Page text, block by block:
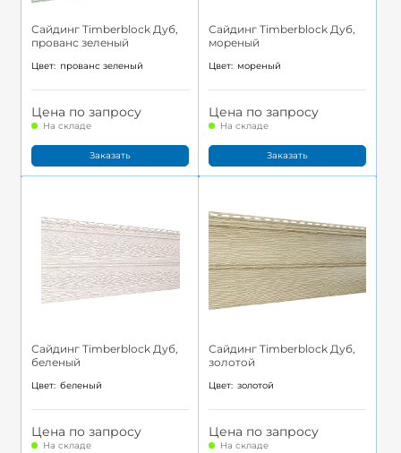
Сайдинг Timberblock Дуб,
прованс зеленый
Цвет: прованс зеленый
Цена по запросу
На складе
Заказать
Сайдинг Timberblock Дуб,
мореный
Цвет: мореный
Цена по запросу
На складе
Заказать
Сайдинг Timberblock Дуб,
беленый
Цвет: беленый
Цена по запросу
На складе
Сайдинг Timberblock Дуб,
золотой
Цвет: золотой
Цена по запросу
На складе